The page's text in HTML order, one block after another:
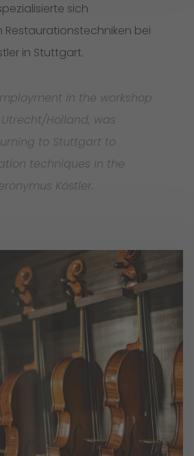
sich
Restaurationstechniken bei
in Stuttgart.
in the workshop
Holland, was
to Stuttgart to
techniques in the
Köstler.